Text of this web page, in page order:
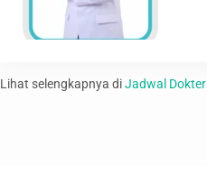
Lihat selengkapnya diJadwal Dokter